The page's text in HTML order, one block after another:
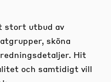
stort utbud av
sköna
Hit
och samtidigt vill